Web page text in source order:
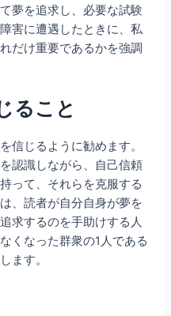
夢を追求し、必要な試験
害に遭遇したときに、私
だけ重要であるかを強調
ること
信じるように勧めます。
認識しながら、自己信頼
って、それらを克服する
、読者が自分自身が夢を
求するのを手助けする人
くなった群衆の1人である
ます。